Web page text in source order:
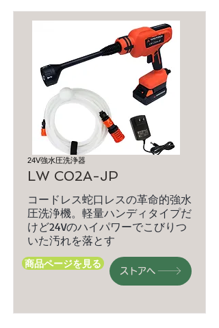
24V強水圧洗浄器
LW C02A-JP
コードレス蛇口レスの革命的強水
圧洗浄機。軽量ハンディタイプだ
けど24Vのハイパワーでこびりつ
いた汚れを落とす
商品ページを見る
ストアへ